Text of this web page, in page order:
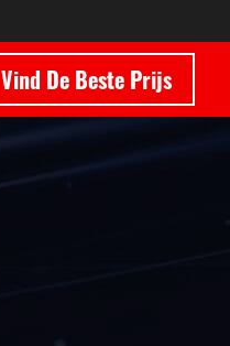
Vind De Beste Prijs